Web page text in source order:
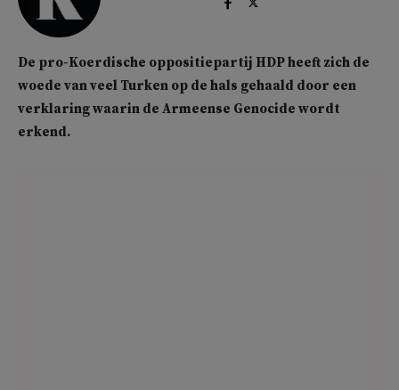
De pro-Koerdische oppositiepartij HDP heeft zich de
woede van veel Turken op de hals gehaald door een
verklaring waarin de Armeense Genocide wordt
erkend.